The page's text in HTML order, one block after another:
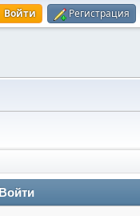
Войти Регистрация
Войти